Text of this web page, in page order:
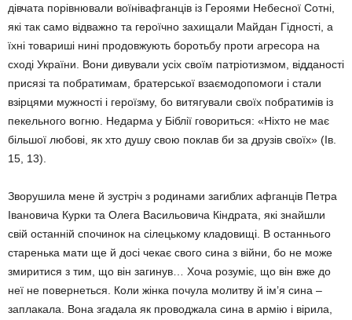
дівчата порівнювали воїнівафганців із Героями Небесної Сотні,
які так само відважно та героїчно захищали Майдан Гідності, а
їхні товариші нині продовжують боротьбу проти агресора на
сході України. Вони дивували усіх своїм патріотизмом, відданості
присязі та побратимам, братерської взаємодопомоги і стали
взірцями мужності і героїзму, бо витягували своїх побратимів із
пекельного вогню. Недарма у Біблії говориться: «Ніхто не має
більшої любові, як хто душу свою поклав би за друзів своїх» (Ів.
15, 13).
Зворушила мене й зустріч з родинами загиблих афганців Петра
Івановича Курки та Олега Васильовича Кіндрата, які знайшли
свій останній спочинок на сілецькому кладовищі. В останнього
старенька мати ще й досі чекає свого сина з війни, бо не може
змиритися з тим, що він загинув… Хоча розуміє, що він вже до
неї не повернеться. Коли жінка почула молитву й ім’я сина –
заплакала. Вона згадала як проводжала сина в армію і вірила,